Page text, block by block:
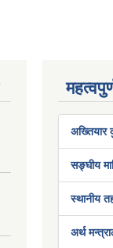
अख्तियार
सङ्घीय
स्थानीय
अर्थ